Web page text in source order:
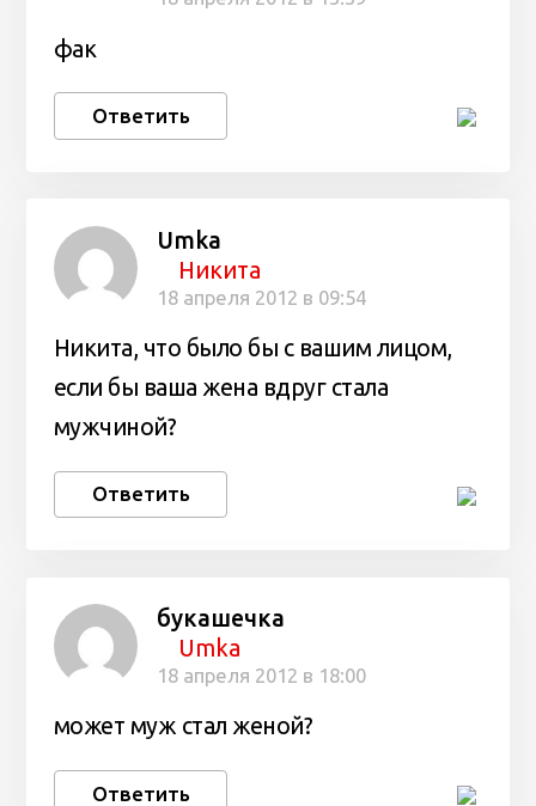
фак
Ответить
Umka
Никита
18 апреля 2012 в 09:54
Никита, что было бы с вашим лицом,
если бы ваша жена вдруг стала
мужчиной?
Ответить
букашечка
Umka
18 апреля 2012 в 18:00
может муж стал женой?
Ответить